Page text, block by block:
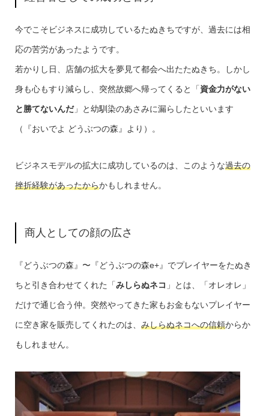
今でこそビジネスに成功しているたぬきちですが、過去には相
応の苦労があったようです。
若かりし日、店舗の拡大を夢見て都会へ出たたぬきち。しかし
身も心もすり減らし、突然故郷へ帰ってくると「資金力がない
と勝てないんだ」と幼馴染のあさみに漏らしたといいます
（『おいでよ どうぶつの森』より）。
ビジネスモデルの拡大に成功しているのは、このような過去の
挫折経験があったからかもしれません。
商人としての顔の広さ
『どうぶつの森』〜『どうぶつの森e+』でプレイヤーをたぬき
ちと引き合わせてくれた「みしらぬネコ 」とは、「オレオレ」
だけで通じ合う仲。突然やってきた家もお金もないプレイヤー
に空き家を販売してくれたのは、 みしらぬネコへの信頼からか
もしれません。